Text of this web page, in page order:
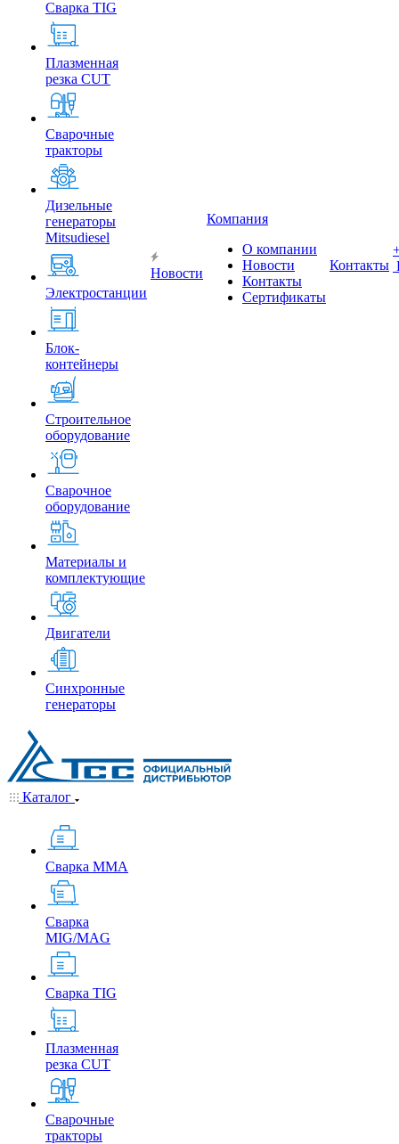
Сварка TIG
Плазменная
резка CUT
Сварочные
тракторы
Дизельные
генераторы
Mitsudiesel
Электростанции
Блок-
контейнеры
Строительное
оборудование
Сварочное
оборудование
Материалы и
комплектующие
Двигатели
Синхронные
генераторы
Новости
Компания
О компании
Новости
Контакты
Сертификаты
Контакты
Каталог
Сварка MMA
Сварка
MIG/MAG
Сварка TIG
Плазменная
резка CUT
Сварочные
тракторы